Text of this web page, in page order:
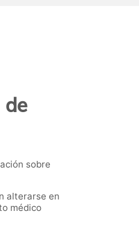
sobre
alterarse en
médico